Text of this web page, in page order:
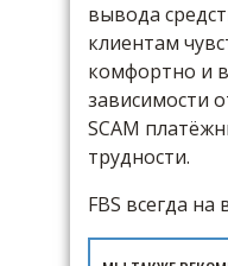
вывода
клиентам
комфортно и
зависимости
SСAM
трудности.
FBS всегда